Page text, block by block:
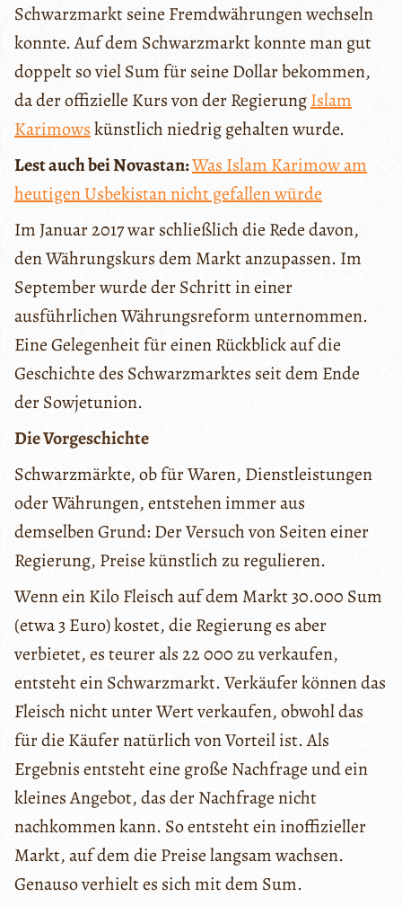
Schwarzmarkt seine Fremdwährungen wechseln
konnte. Auf dem Schwarzmarkt konnte man gut
doppelt so viel Sum für seine Dollar bekommen,
da der offizielle Kurs von der RegierungIslam
Karimowskünstlich niedrig gehalten wurde.
Lest auch bei Novastan:Was Islam Karimow am
heutigen Usbekistan nicht gefallen würde
Im Januar 2017 war schließlich die Rede davon,
den Währungskurs dem Markt anzupassen. Im
September wurde der Schritt in einer
ausführlichen Währungsreform unternommen.
Eine Gelegenheit für einen Rückblick auf die
Geschichte des Schwarzmarktes seit dem Ende
der Sowjetunion.
Die Vorgeschichte
Schwarzmärkte, ob für Waren, Dienstleistungen
oder Währungen, entstehen immer aus
demselben Grund: Der Versuch von Seiten einer
Regierung, Preise künstlich zu regulieren.
Wenn ein Kilo Fleisch auf dem Markt 30.000 Sum
(etwa 3 Euro) kostet, die Regierung es aber
verbietet, es teurer als 22 000 zu verkaufen,
entsteht ein Schwarzmarkt. Verkäufer können das
Fleisch nicht unter Wert verkaufen, obwohl das
für die Käufer natürlich von Vorteil ist. Als
Ergebnis entsteht eine große Nachfrage und ein
kleines Angebot, das der Nachfrage nicht
nachkommen kann. So entsteht ein inoffizieller
Markt, auf dem die Preise langsam wachsen.
Genauso verhielt es sich mit dem Sum.